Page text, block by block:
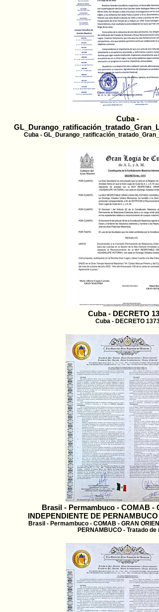
Cuba -
Cuba -
Cuba - DECRETO
Cuba - DECRETO 1373
Brasil - Permambuco - COMAB -
INDEPENDIENTE DE
Brasil - Permambuco - COMAB - GRAN
PERNAMBUCO - Tratado de